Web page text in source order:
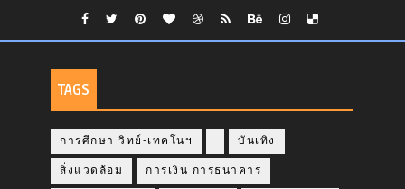
TAGS
การศึกษา วิทย์-เทคโนฯ บันเทิง
สิ่งแวดล้อม การเงิน การธนาคาร